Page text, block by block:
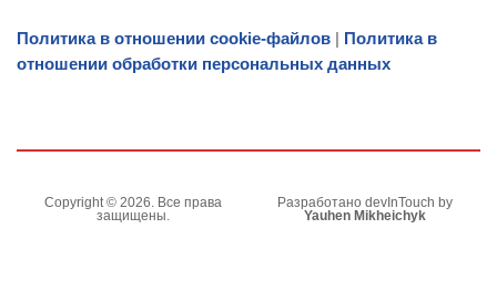
Политика в отношении cookie-файлов
Политика в
отношении обработки персональных данных
Copyright © 2026. Все права
защищены.
Разработано devInTouch by
Yauhen Mikheichyk